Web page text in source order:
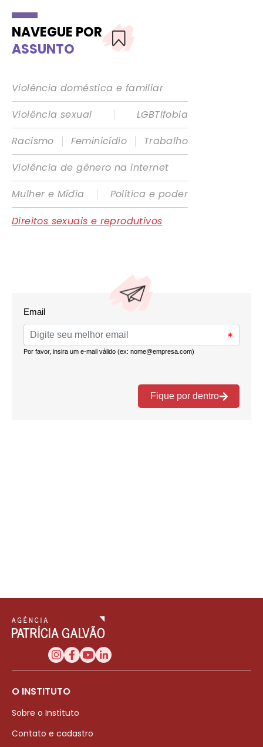
NAVEGUE POR
ASSUNTO
Violência doméstica e familiar
Violência sexual
|
LGBTIfobia
Racismo
| Feminicídio |
Trabalho
Violência de gênero na internet
Mulher e Mídia
|
Política e poder
Direitos sexuais e reprodutivos
O INSTITUTO
Sobre o Instituto
Contato e cadastro